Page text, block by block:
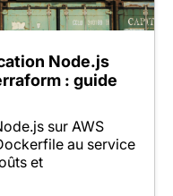
Node.js
: guide
sur AWS
au service
et